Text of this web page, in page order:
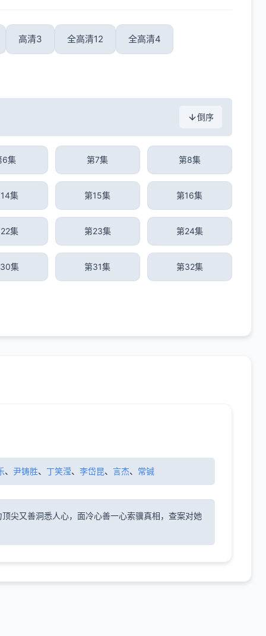
高清3 全高清12 全高清4
倒序
6集 第7集 第8集
集 第15集 第16集
集 第23集 第24集
集 第31集 第32集
、 尹铸胜、 丁笑滢、 李岱昆、 言杰、 常铖
尖又善洞悉人心，面冷心善一心索骥真相，查案对她